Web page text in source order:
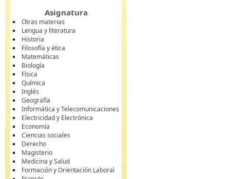
Asignatura
Otras materias
Lengua y literatura
Historia
Filosofía y ética
Matemáticas
Biología
Física
Química
Inglés
Geografía
Informática y Telecomunicaciones
Electricidad y Electrónica
Economía
Ciencias sociales
Derecho
Magisterio
Medicina y Salud
Formación y Orientación Laboral